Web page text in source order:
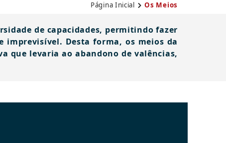
Página Inicial Os Meios
de capacidades, permitindo fazer
Desta forma, os meios da
que levaria ao abandono de valências,